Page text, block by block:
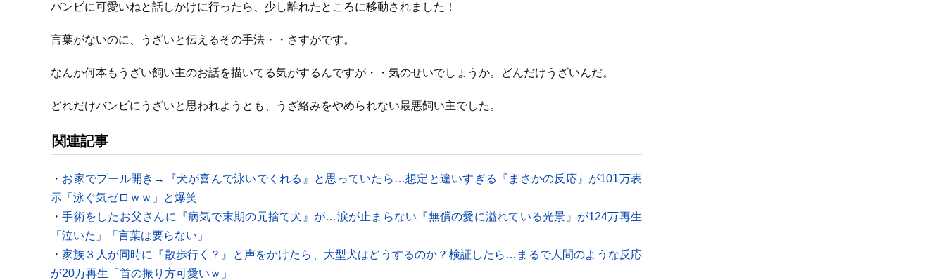
バンビに可愛いねと話しかけに行ったら、少し離れたところに移動されました！
言葉がないのに、うざいと伝えるその手法・・さすがです。
なんか何本もうざい飼い主のお話を描いてる気がするんですが・・気のせいでしょうか。どんだけうざいんだ。
どれだけバンビにうざいと思われようとも、うざ絡みをやめられない最悪飼い主でした。
関連記事
・ お家でプール開き→『犬が喜んで泳いでくれる』と思っていたら…想定と違いすぎる『まさかの反応』が101万表
示「泳ぐ気ゼロｗｗ」と爆笑
・手術をしたお父さんに『病気で末期の元捨て犬』が…涙が止まらない『無償の愛に溢れている光景』が124万再生
「泣いた」「言葉は要らない」
・家族３人が同時に『散歩行く？』と声をかけたら、大型犬はどうするのか？検証したら…まるで人間のような反応
が20万再生「首の振り方可愛いｗ」